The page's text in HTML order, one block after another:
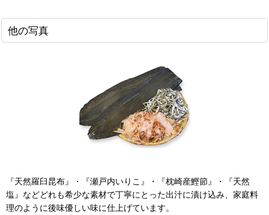
他の写真
『天然羅臼昆布』・『瀬戸内いりこ』・『枕崎産鰹節』・『天然
塩』などどれも希少な素材で丁寧にとった出汁に漬け込み、家庭料
理のように後味優しい味に仕上げています。